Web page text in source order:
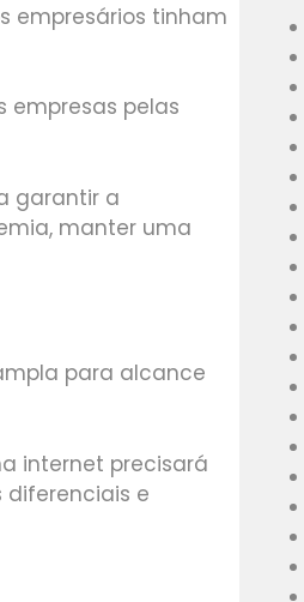
empresários tinham
empresas pelas
garantir a
manter uma
para alcance
internet precisará
diferenciais e